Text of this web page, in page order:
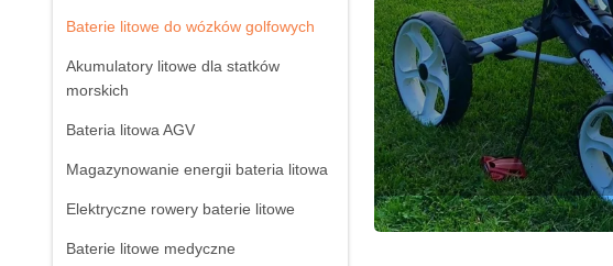
Baterie litowe do wózków golfowych
Akumulatory litowe dla statków
morskich
Bateria litowa AGV
Magazynowanie energii bateria litowa
Elektryczne rowery baterie litowe
Baterie litowe medyczne